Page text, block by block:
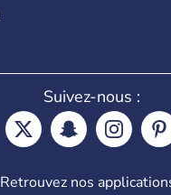
Suivez-nous :
Retrouvez nos